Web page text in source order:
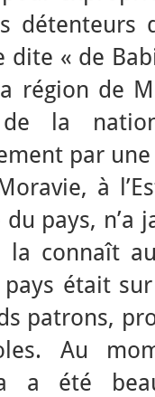
détenteurs
« de
région de
de la
par
à
pays, n’a
connaît
était
patrons,
Au
a été